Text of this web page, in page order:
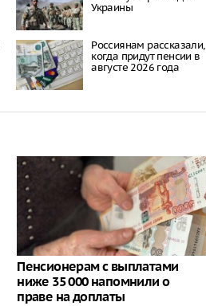
Украины
Россиянам рассказали,
когда придут пенсии в
августе 2026 года
Пенсионерам с выплатами
ниже 35 000 напомнили о
праве на доплаты